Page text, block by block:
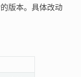
版本。具体改动